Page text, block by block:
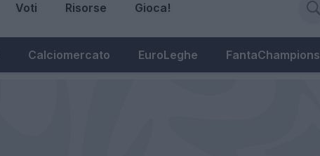
Voti Risorse Gioca!
Calciomercato EuroLeghe FantaChampions